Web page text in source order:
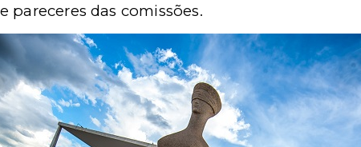
pareceres das comissões.